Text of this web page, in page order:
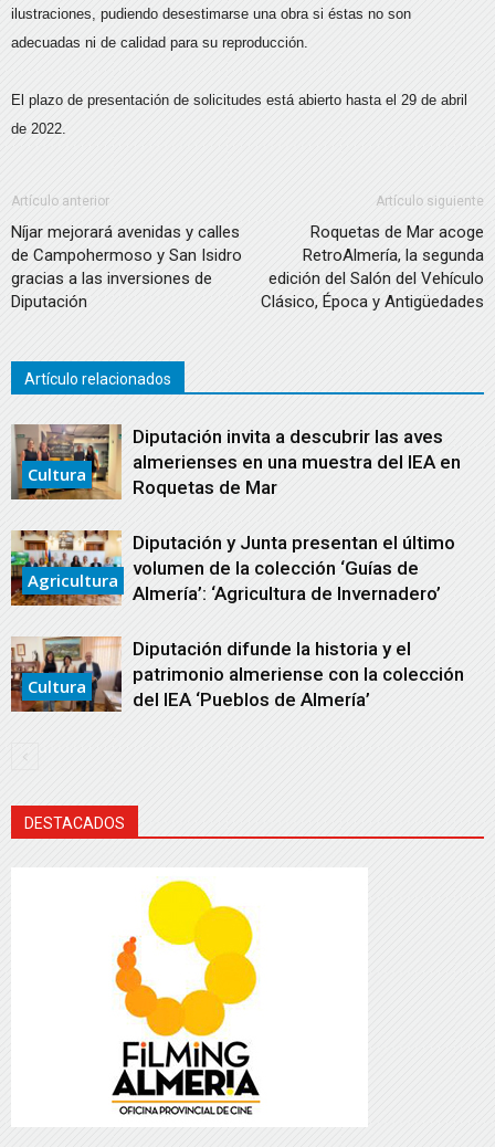
ilustraciones, pudiendo desestimarse una obra si éstas no son
adecuadas ni de calidad para su reproducción.
El plazo de presentación de solicitudes está abierto hasta el 29 de abril
de 2022.
Artículo anterior
Níjar mejorará avenidas y calles
de Campohermoso y San Isidro
gracias a las inversiones de
Diputación
Artículo siguiente
Roquetas de Mar acoge
RetroAlmería, la segunda
edición del Salón del Vehículo
Clásico, Época y Antigüedades
Artículo relacionados
Cultura
Diputación invita a descubrir las aves
almerienses en una muestra del IEA en
Roquetas de Mar
Agricultura
Diputación y Junta presentan el último
volumen de la colección ‘Guías de
Almería’: ‘Agricultura de Invernadero’
Cultura
Diputación difunde la historia y el
patrimonio almeriense con la colección
del IEA ‘Pueblos de Almería’
DESTACADOS